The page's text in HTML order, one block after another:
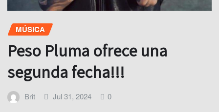
MÚSICA
Peso Pluma ofrece una
segunda fecha!!!
Brit Jul 31, 2024 0